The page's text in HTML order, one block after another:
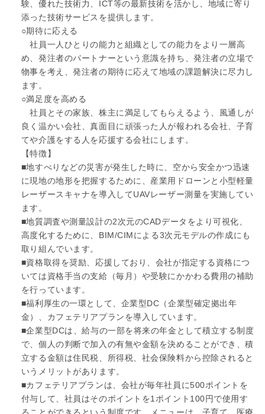
験、優れた技術力、ICT等の最新技術を活かし、地域に寄り
添った技術サービスを提供します。
○期待に応える
社員一人ひとりの能力と組織としての能力をより一層高
め、発注者のパートナーという意識を持ち、発注者の立場で
物事を考え、発注者の期待に応えて地域の課題解決に尽力し
ます。
○満足度を高める
社員とその家族、株主に満足してもらえるよう、風通しが
良く温かい会社、真面目に頑張った人が報われる会社、子育
てや介護をする人を応援する会社にします。
【特徴】
■地すべりなどの災害が発生した時に、空から安全かつ迅速
に現地の地形を把握するために、産業用ドローンと小型軽量
レーザースキャナを導入してUAVレーザー測量を実施してい
ます。
■地質調査や測量設計の2次元のCADデータをより可視化、
高度化するために、BIM/CIMによる3次元モデルの作成にも
取り組んでいます。
■資格取得を奨励、応援しており、会社が指定する資格につ
いては資格手当の支給（毎月）や受験にかかわる費用の補助
を行っています。
■福利厚生の一環として、企業型DC（企業型確定拠出年
金）、カフェテリアプランを導入しています。
■企業型DCは、給与の一部を将来の年金として積立する制度
で、個人の判断で加入の有無や金額を決めることができ、積
立する金額は住民税、所得税、社会保険料から控除されると
いうメリットがあります。
■カフェテリアプランは、会社が毎年社員に500ポイントを
付与して、社員はそのポイントを1ポイント100円で使用す
ることができるという制度です。メニューは、子育て、医療